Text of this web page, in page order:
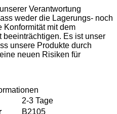
Verantwortung
weder die Lagerungs- noch
Konformität mit dem
Es ist unser
unsere Produkte durch
neuen Risiken für
2-3 Tage
B2105